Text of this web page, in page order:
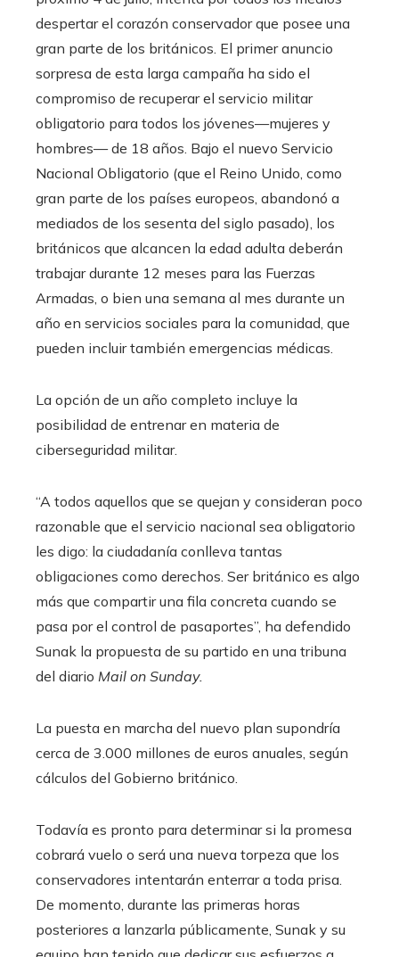
despertar el corazón conservador que posee una
gran parte de los británicos. El primer anuncio
sorpresa de esta larga campaña ha sido el
compromiso de recuperar el servicio militar
obligatorio para todos los jóvenes—mujeres y
hombres— de 18 años. Bajo el nuevo Servicio
Nacional Obligatorio (que el Reino Unido, como
gran parte de los países europeos, abandonó a
mediados de los sesenta del siglo pasado), los
británicos que alcancen la edad adulta deberán
trabajar durante 12 meses para las Fuerzas
Armadas, o bien una semana al mes durante un
año en servicios sociales para la comunidad, que
pueden incluir también emergencias médicas.
La opción de un año completo incluye la
posibilidad de entrenar en materia de
ciberseguridad militar.
“A todos aquellos que se quejan y consideran poco
razonable que el servicio nacional sea obligatorio
les digo: la ciudadanía conlleva tantas
obligaciones como derechos. Ser británico es algo
más que compartir una fila concreta cuando se
pasa por el control de pasaportes”, ha defendido
Sunak la propuesta de su partido en una tribuna
del diario Mail on Sunday.
La puesta en marcha del nuevo plan supondría
cerca de 3.000 millones de euros anuales, según
cálculos del Gobierno británico.
Todavía es pronto para determinar si la promesa
cobrará vuelo o será una nueva torpeza que los
conservadores intentarán enterrar a toda prisa.
De momento, durante las primeras horas
posteriores a lanzarla públicamente, Sunak y su